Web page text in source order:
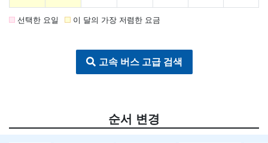
선택한 요일 이 달의 가장 저렴한 요금
고속 버스 고급 검색
순서 변경